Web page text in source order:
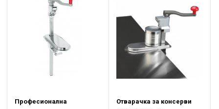
Професионална
Отварачка за консерви